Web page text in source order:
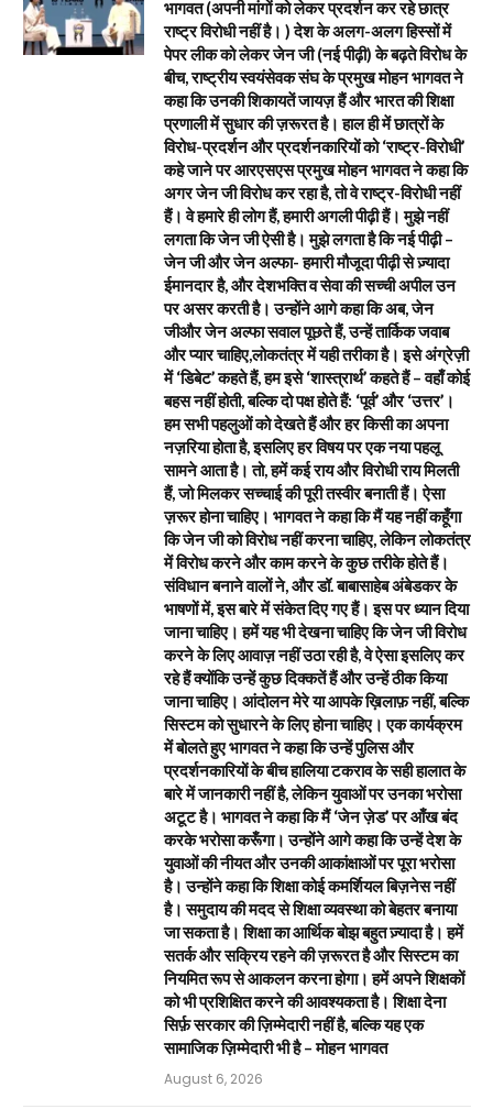
भागवत (अपनी मांगों को लेकर प्रदर्शन कर रहे छात्र
राष्ट्र विरोधी नहीं है। ) देश के अलग-अलग हिस्सों में
पेपर लीक को लेकर जेन जी (नई पीढ़ी) के बढ़ते विरोध के
बीच, राष्ट्रीय स्वयंसेवक संघ के प्रमुख मोहन भागवत ने
कहा कि उनकी शिकायतें जायज़ हैं और भारत की शिक्षा
प्रणाली में सुधार की ज़रूरत है। हाल ही में छात्रों के
विरोध-प्रदर्शन और प्रदर्शनकारियों को ‘राष्ट्र-विरोधी’
कहे जाने पर आरएसएस प्रमुख मोहन भागवत ने कहा कि
अगर जेन जी विरोध कर रहा है, तो वे राष्ट्र-विरोधी नहीं
हैं। वे हमारे ही लोग हैं, हमारी अगली पीढ़ी हैं। मुझे नहीं
लगता कि जेन जी ऐसी है। मुझे लगता है कि नई पीढ़ी –
जेन जी और जेन अल्फा- हमारी मौजूदा पीढ़ी से ज़्यादा
ईमानदार है, और देशभक्ति व सेवा की सच्ची अपील उन
पर असर करती है। उन्होंने आगे कहा कि अब, जेन
जीऔर जेन अल्फा सवाल पूछते हैं, उन्हें तार्किक जवाब
और प्यार चाहिए,लोकतंत्र में यही तरीका है। इसे अंग्रेज़ी
में ‘डिबेट’ कहते हैं, हम इसे ‘शास्त्रार्थ’ कहते हैं – वहाँ कोई
बहस नहीं होती, बल्कि दो पक्ष होते हैं: ‘पूर्व’ और ‘उत्तर’।
हम सभी पहलुओं को देखते हैं और हर किसी का अपना
नज़रिया होता है, इसलिए हर विषय पर एक नया पहलू
सामने आता है। तो, हमें कई राय और विरोधी राय मिलती
हैं, जो मिलकर सच्चाई की पूरी तस्वीर बनाती हैं। ऐसा
ज़रूर होना चाहिए। भागवत ने कहा कि मैं यह नहीं कहूँगा
कि जेन जी को विरोध नहीं करना चाहिए, लेकिन लोकतंत्र
में विरोध करने और काम करने के कुछ तरीके होते हैं।
संविधान बनाने वालों ने, और डॉ. बाबासाहेब अंबेडकर के
भाषणों में, इस बारे में संकेत दिए गए हैं। इस पर ध्यान दिया
जाना चाहिए। हमें यह भी देखना चाहिए कि जेन जी विरोध
करने के लिए आवाज़ नहीं उठा रही है, वे ऐसा इसलिए कर
रहे हैं क्योंकि उन्हें कुछ दिक्कतें हैं और उन्हें ठीक किया
जाना चाहिए। आंदोलन मेरे या आपके ख़िलाफ़ नहीं, बल्कि
सिस्टम को सुधारने के लिए होना चाहिए। एक कार्यक्रम
में बोलते हुए भागवत ने कहा कि उन्हें पुलिस और
प्रदर्शनकारियों के बीच हालिया टकराव के सही हालात के
बारे में जानकारी नहीं है, लेकिन युवाओं पर उनका भरोसा
अटूट है। भागवत ने कहा कि मैं ‘जेन ज़ेड’ पर आँख बंद
करके भरोसा करूँगा। उन्होंने आगे कहा कि उन्हें देश के
युवाओं की नीयत और उनकी आकांक्षाओं पर पूरा भरोसा
है। उन्होंने कहा कि शिक्षा कोई कमर्शियल बिज़नेस नहीं
है। समुदाय की मदद से शिक्षा व्यवस्था को बेहतर बनाया
जा सकता है। शिक्षा का आर्थिक बोझ बहुत ज़्यादा है। हमें
सतर्क और सक्रिय रहने की ज़रूरत है और सिस्टम का
नियमित रूप से आकलन करना होगा। हमें अपने शिक्षकों
को भी प्रशिक्षित करने की आवश्यकता है। शिक्षा देना
सिर्फ़ सरकार की ज़िम्मेदारी नहीं है, बल्कि यह एक
सामाजिक ज़िम्मेदारी भी है – मोहन भागवत
August 6, 2026